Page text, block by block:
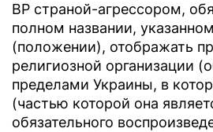
ВР страной-агрессором,
полном названии,
(положении), отображать
религиозной организации
пределами Украины, в
(частью которой она
обязательного